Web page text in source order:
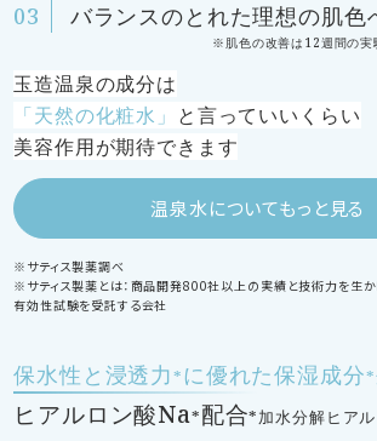
バランスのとれた理想の肌色
※肌色の改善は12週間の実
玉造温泉の成分は
「天然の化粧水」 と言っていいくらい
美容作用が期待できます
温泉水についてもっと見る
※サティス製薬調べ
※サティス製薬とは：商品開発800社以上の実績と技術力を生か
有効性試験を受託する会社
保水性と浸透力*に優れた保湿成分*
ヒアルロン酸Na*配合*加水分解ヒア